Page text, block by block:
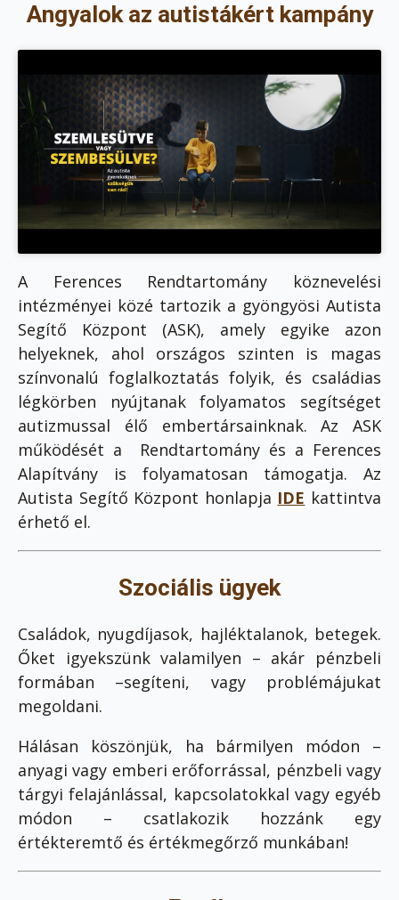
Angyalok az autistákért kampány
A Ferences Rendtartomány köznevelési
intézményei közé tartozik a gyöngyösi Autista
Segítő Központ (ASK), amely egyike azon
helyeknek, ahol országos szinten is magas
színvonalú foglalkoztatás folyik, és családias
légkörben nyújtanak folyamatos segítséget
autizmussal élő embertársainknak. Az ASK
működését a Rendtartomány és a Ferences
Alapítvány is folyamatosan támogatja. Az
Autista Segítő Központ honlapja IDE kattintva
érhető el.
Szociális ügyek
Családok, nyugdíjasok, hajléktalanok, betegek.
Őket igyekszünk valamilyen – akár pénzbeli
formában –segíteni, vagy problémájukat
megoldani.
Hálásan köszönjük, ha bármilyen módon –
anyagi vagy emberi erőforrással, pénzbeli vagy
tárgyi felajánlással, kapcsolatokkal vagy egyéb
módon – csatlakozik hozzánk egy
értékteremtő és értékmegőrző munkában!